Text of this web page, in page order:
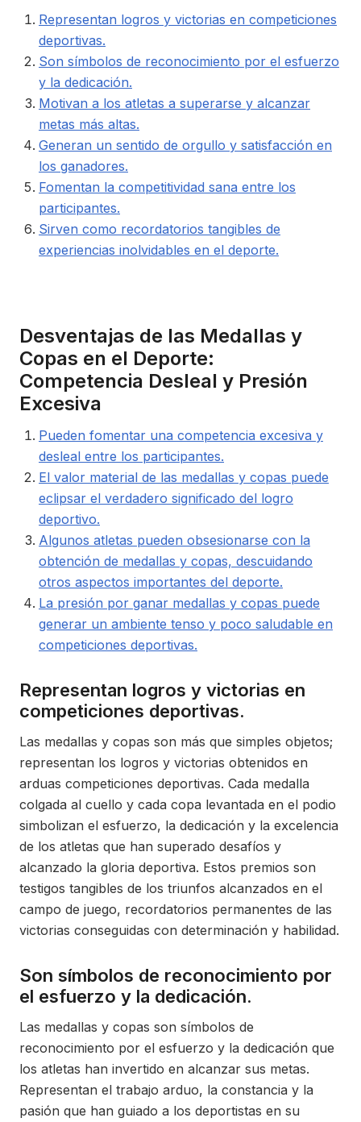
Representan logros y victorias en competiciones
deportivas.
Son símbolos de reconocimiento por el esfuerzo
y la dedicación.
Motivan a los atletas a superarse y alcanzar
metas más altas.
Generan un sentido de orgullo y satisfacción en
los ganadores.
Fomentan la competitividad sana entre los
participantes.
Sirven como recordatorios tangibles de
experiencias inolvidables en el deporte.
Desventajas de las Medallas y
Copas en el Deporte:
Competencia Desleal y Presión
Excesiva
Pueden fomentar una competencia excesiva y
desleal entre los participantes.
El valor material de las medallas y copas puede
eclipsar el verdadero significado del logro
deportivo.
Algunos atletas pueden obsesionarse con la
obtención de medallas y copas, descuidando
otros aspectos importantes del deporte.
La presión por ganar medallas y copas puede
generar un ambiente tenso y poco saludable en
competiciones deportivas.
Representan logros y victorias en
competiciones deportivas.
Las medallas y copas son más que simples objetos;
representan los logros y victorias obtenidos en
arduas competiciones deportivas. Cada medalla
colgada al cuello y cada copa levantada en el podio
simbolizan el esfuerzo, la dedicación y la excelencia
de los atletas que han superado desafíos y
alcanzado la gloria deportiva. Estos premios son
testigos tangibles de los triunfos alcanzados en el
campo de juego, recordatorios permanentes de las
victorias conseguidas con determinación y habilidad.
Son símbolos de reconocimiento por
el esfuerzo y la dedicación.
Las medallas y copas son símbolos de
reconocimiento por el esfuerzo y la dedicación que
los atletas han invertido en alcanzar sus metas.
Representan el trabajo arduo, la constancia y la
pasión que han guiado a los deportistas en su